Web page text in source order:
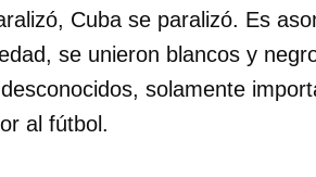
Cuba se paralizó. Es
se unieron blancos y
solamente
al fútbol.